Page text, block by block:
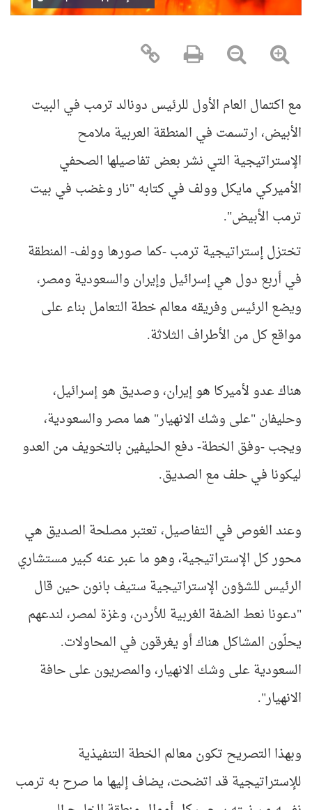
مع اكتمال العام الأول للرئيس دونالد ترمب في البيت
الأبيض، ارتسمت في المنطقة العربية ملامح
الإستراتيجية التي نشر بعض تفاصيلها الصحفي
الأميركي مايكل وولف في كتابه "نار وغضب في بيت
ترمب الأبيض".
تختزل إستراتيجية ترمب -كما صورها وولف- المنطقة
في أربع دول هي إسرائيل وإيران والسعودية ومصر،
ويضع الرئيس وفريقه معالم خطة التعامل بناء على
مواقع كل من الأطراف الثلاثة.
هناك عدو لأميركا هو إيران، وصديق هو إسرائيل،
وحليفان "على وشك الانهيار" هما مصر والسعودية،
ويجب -وفق الخطة- دفع الحليفين بالتخويف من العدو
ليكونا في حلف مع الصديق.
وعند الغوص في التفاصيل، تعتبر مصلحة الصديق هي
محور كل الإستراتيجية، وهو ما عبر عنه كبير مستشاري
الرئيس للشؤون الإستراتيجية ستيف بانون حين قال
"دعونا نعط الضفة الغربية للأردن، وغزة لمصر، لندعهم
يحلّون المشاكل هناك أو يغرقون في المحاولات.
السعودية على وشك الانهيار، والمصريون على حافة
الانهيار".
وبهذا التصريح تكون معالم الخطة التنفيذية
للإستراتيجية قد اتضحت، يضاف إليها ما صرح به ترمب